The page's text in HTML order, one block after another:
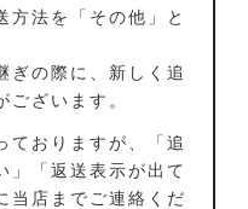
方法を「その他」と
ぎの際に、新しく追
ございます。
ておりますが、「追
」「返送表示が出て
当店までご連絡くだ